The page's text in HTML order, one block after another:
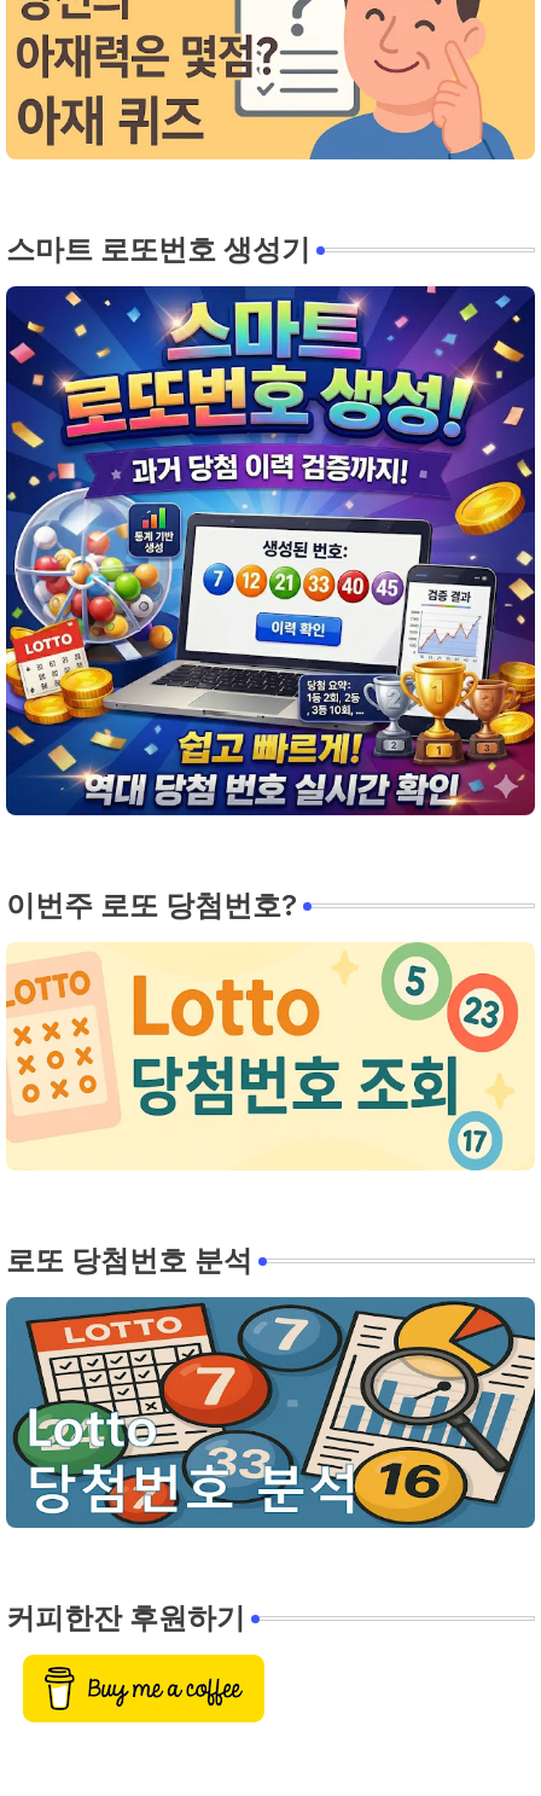
스마트 로또번호 생성기
이번주 로또 당첨번호?
로또 당첨번호 분석
커피한잔 후원하기